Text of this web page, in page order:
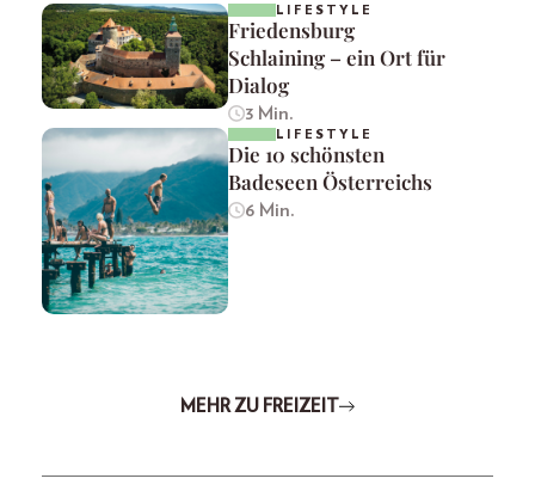
LIFESTYLE
Friedensburg
Schlaining – ein Ort für
Dialog
3 Min.
LIFESTYLE
Die 10 schönsten
Badeseen Österreichs
6 Min.
MEHR ZU FREIZEIT